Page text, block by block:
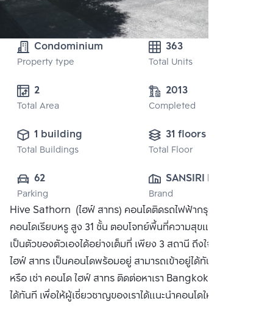
Condominium
Property type
363
Total Units
Total Area
2013
Completed
1 building
Total Buildings
31 floors
Total Floor
62
Parking
SANSIRI PUBLIC
CO., LTD.
Brand
Hive Sathorn (ไฮฟ์ สาทร) คอนโดติดรถไฟฟ้ากรุงธนบุรี เป็น
คอนโดเรียบหรู สูง 31 ชั้น ตอบโจทย์พื้นที่ความสุขและไลฟ์สไตล์ที่
เป็นตัวของตัวเองได้อย่างเต็มที่ เพียง 3 สถานี ถึงใจกลางสาทร
ไฮฟ์ สาทร เป็นคอนโดพร้อมอยู่ สามารถเข้าอยู่ได้ทันที ซื้อ ขาย
หรือ เช่า คอนโด ไฮฟ์ สาทร ติดต่อหาเรา Bangkok CitiSmart
ได้ทันที เพื่อให้ผู้เชี่ยวชาญของเราได้แนะนำคอนโดให้กับท่าน